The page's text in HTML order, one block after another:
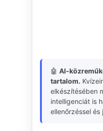
🤖 AI-
tartalom.
elkészítésében
intelligenciát is
ellenőrzéssel és